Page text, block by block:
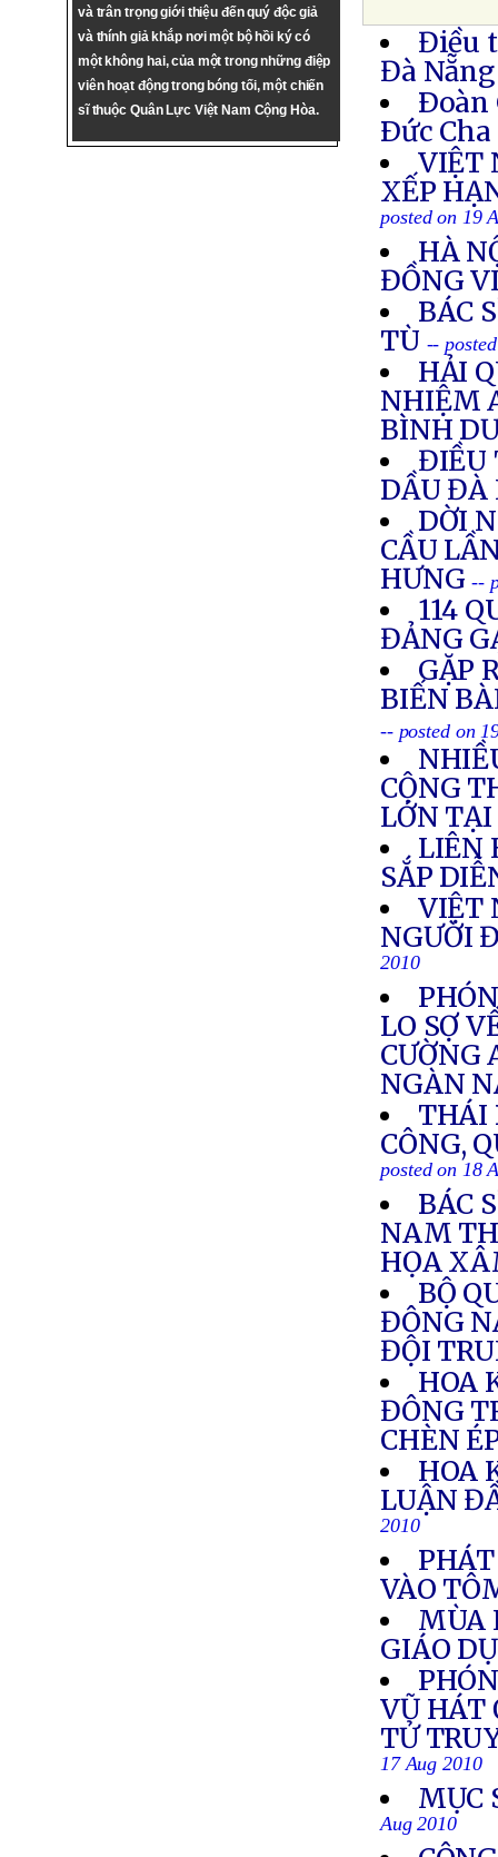
và trân trọng giới thiệu đến quý độc giả
và thính giả khắp nơi một bộ hồi ký có
một không hai, của một trong những điệp
viên hoạt động trong bóng tối, một chiến
sĩ thuộc Quân Lực Việt Nam Cộng Hòa.
Điều
Đà Nẵng
Ðoàn
Ðức
VIỆT
XẾP
posted on 19
HÀ
ĐỒNG
BÁC
TÙ --
HẢI
NHIỆM
BÌNH
ĐIỀU
DẦU ĐÀ
DỜI
CẦU
HƯNG --
114
ĐẢNG
GẶP
BIẾN
-- posted on
CỘNG
LỚN
LIÊN
SẮP
VIỆT
NGƯỜI
2010
LO SỢ
CƯỜNG
NGÀN
THÁI
CÔNG,
posted on 18
BÁC
NAM
HỌA
BỘ
ĐÔNG
ĐỘI
HOA
ĐÔNG
CHÈN
HOA
LUẬN
2010
VÀO
MÙA
GIÁO
VŨ HÁT
TỬ
17 Aug 2010
MỤC
Aug 2010